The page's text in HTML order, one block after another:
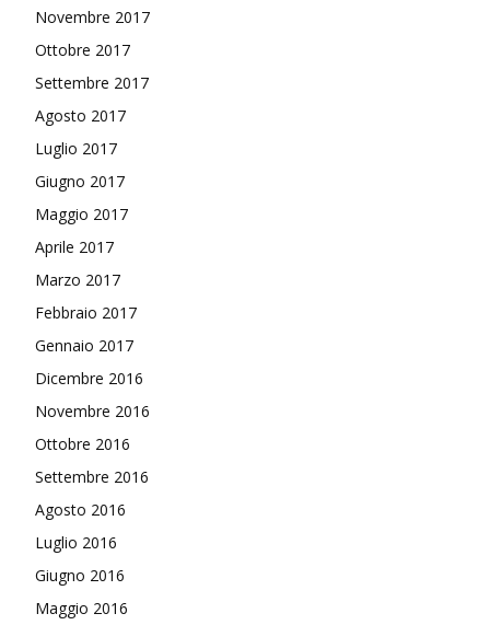
Novembre 2017
Ottobre 2017
Settembre 2017
Agosto 2017
Luglio 2017
Giugno 2017
Maggio 2017
Aprile 2017
Marzo 2017
Febbraio 2017
Gennaio 2017
Dicembre 2016
Novembre 2016
Ottobre 2016
Settembre 2016
Agosto 2016
Luglio 2016
Giugno 2016
Maggio 2016